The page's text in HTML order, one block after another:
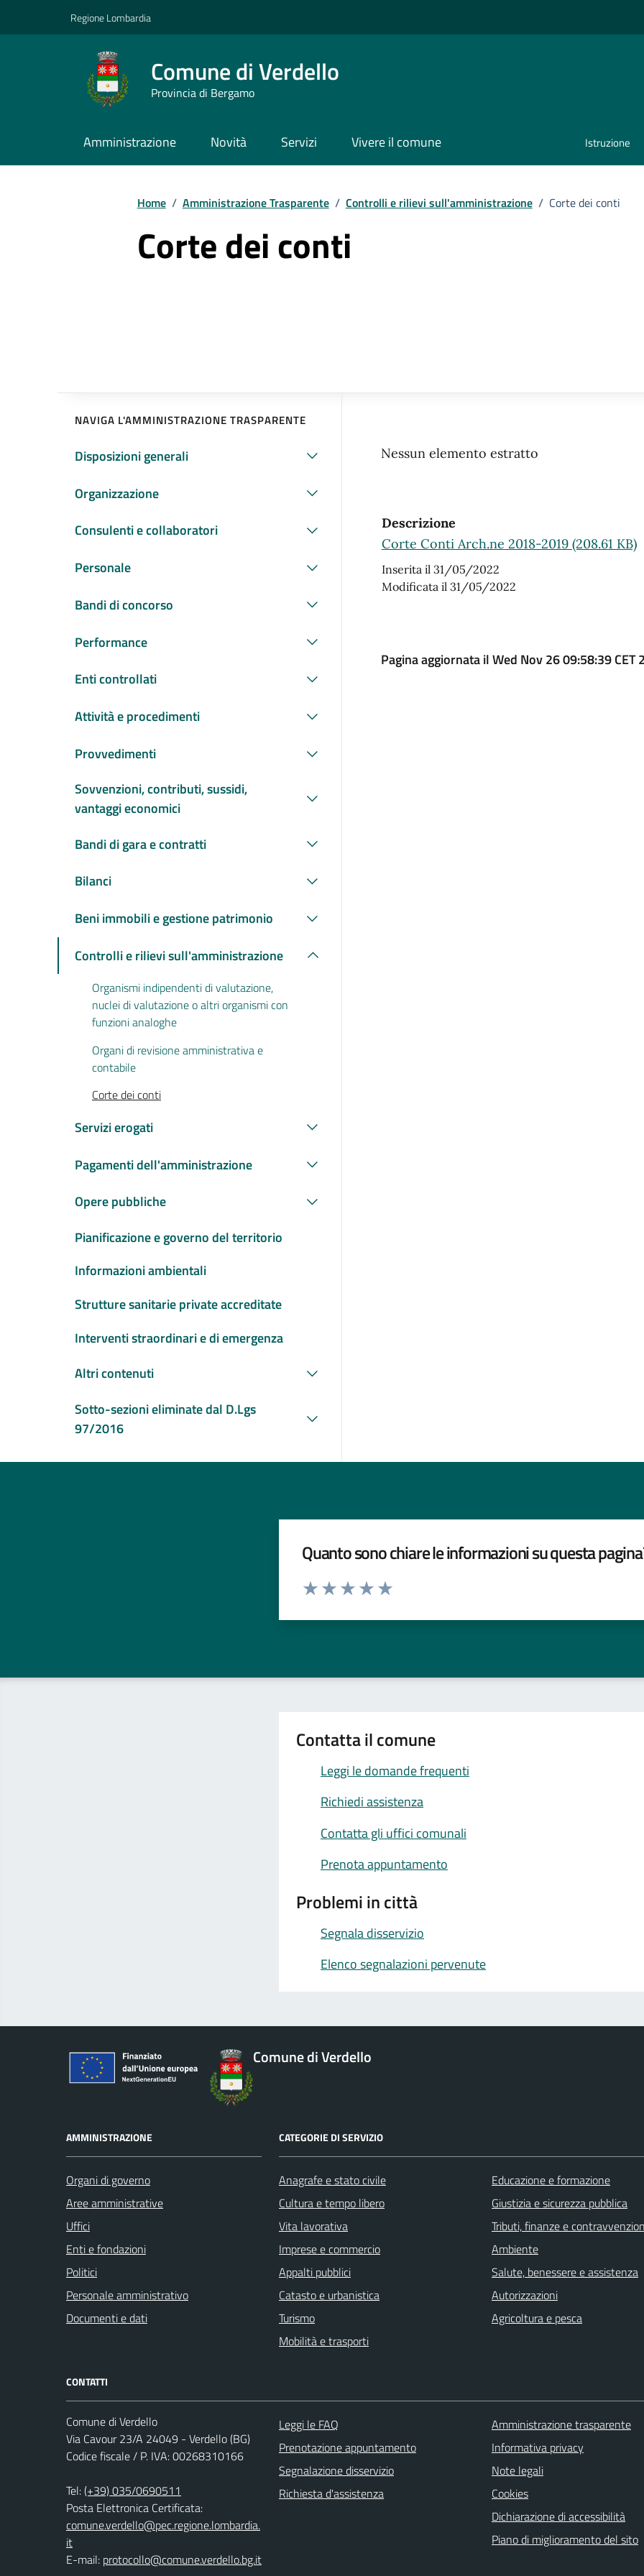
Regione Lombardia
Comune di Verdello
Provincia di Bergamo
Amministrazione Novità Servizi Vivere il comune Istruzione
Home / Amministrazione Trasparente / Controlli e rilievi sull'amministrazione / Corte dei conti
Corte dei conti
NAVIGA L'AMMINISTRAZIONE TRASPARENTE
Disposizioni generali
Organizzazione
Consulenti e collaboratori
Personale
Bandi di concorso
Performance
Enti controllati
Attività e procedimenti
Provvedimenti
Sovvenzioni, contributi, sussidi,
vantaggi economici
Bandi di gara e contratti
Bilanci
Beni immobili e gestione patrimonio
Controlli e rilievi sull'amministrazione
Organismi indipendenti di valutazione,
nuclei di valutazione o altri organismi con
funzioni analoghe
Organi di revisione amministrativa e
contabile
Corte dei conti
Servizi erogati
Pagamenti dell'amministrazione
Opere pubbliche
Pianificazione e governo del territorio
Informazioni ambientali
Strutture sanitarie private accreditate
Interventi straordinari e di emergenza
Altri contenuti
Sotto-sezioni eliminate dal D.Lgs
97/2016
Nessun elemento estratto
Descrizione
Corte Conti Arch.ne 2018-2019 (208.61 KB)
Inserita il 31/05/2022
Modificata il 31/05/2022
Pagina aggiornata il Wed Nov 26 09:58:39 CET
Quanto sono chiare le informazioni su questa
Valuta da 1 a 5 stelle la pagina
Contatta il comune
Leggi le domande frequenti
Richiedi assistenza
Contatta gli uffici comunali
Prenota appuntamento
Problemi in città
Segnala disservizio
Elenco segnalazioni pervenute
Comune di Verdello
AMMINISTRAZIONE
Organi di governo
Aree amministrative
Uffici
Enti e fondazioni
Politici
Personale amministrativo
Documenti e dati
CATEGORIE DI SERVIZIO
Anagrafe e stato civile
Cultura e tempo libero
Vita lavorativa
Imprese e commercio
Appalti pubblici
Catasto e urbanistica
Turismo
Mobilità e trasporti
Educazione e formazione
Giustizia e sicurezza pubblica
Tributi, finanze e
Ambiente
Salute, benessere e assistenza
Autorizzazioni
Agricoltura e pesca
CONTATTI
Comune di Verdello
Via Cavour 23/A 24049 - Verdello (BG)
Codice fiscale / P. IVA: 00268310166
Tel:(+39) 035/0690511
Posta Elettronica Certificata:
comune.verdello@pec.regione.lombardia.
it
E-mail: protocollo@comune.verdello.bg.it
Leggi le FAQ
Prenotazione appuntamento
Segnalazione disservizio
Richiesta d'assistenza
Amministrazione trasparente
Informativa privacy
Note legali
Cookies
Dichiarazione di accessibilità
Piano di miglioramento del sito